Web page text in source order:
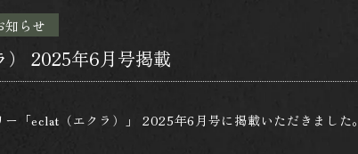
知らせ
） 2025年6月号掲載
「eclat（エクラ）」 2025年6月号に掲載いただきました。